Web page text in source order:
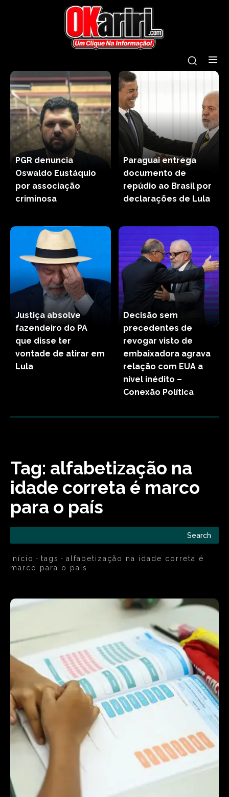
PGR denuncia
Oswaldo Eustáquio
por associação
criminosa
Paraguai entrega
documento de
repúdio ao Brasil por
declarações de Lula
Justiça absolve
fazendeiro do PA
que disse ter
vontade de atirar em
Lula
Decisão sem
precedentes de
revogar visto de
embaixadora agrava
relação com EUA a
nível inédito –
Conexão Política
Tag: alfabetização na
idade correta é marco
para o país
Search
início tags
alfabetização na idade correta é
marco para o país